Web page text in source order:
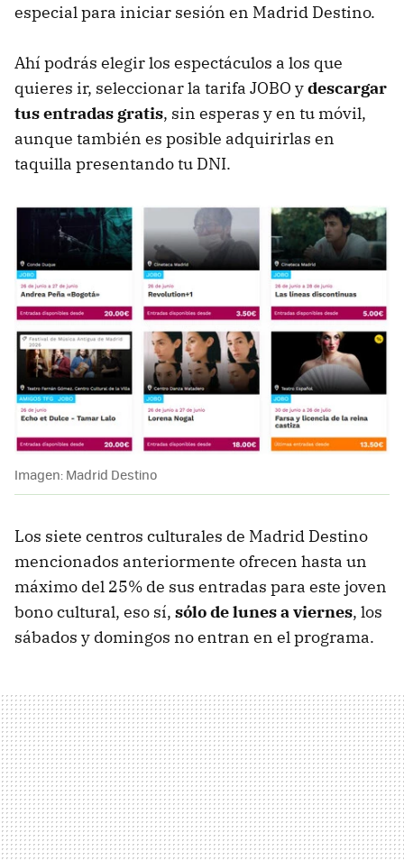
especial para iniciar sesión en Madrid Destino.
Ahí podrás elegir los espectáculos a los que
quieres ir, seleccionar la tarifa JOBO ydescargar
tus entradas gratis, sin esperas y en tu móvil,
aunque también es posible adquirirlas en
taquilla presentando tu DNI.
Imagen: Madrid Destino
Los siete centros culturales de Madrid Destino
mencionados anteriormente ofrecen hasta un
máximo del 25% de sus entradas para este joven
bono cultural, eso sí, sólo de lunes a viernes, los
sábados y domingos no entran en el programa.